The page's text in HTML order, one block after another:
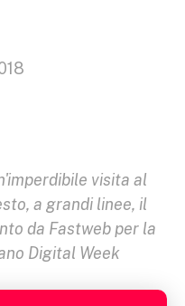
visita al
a grandi linee, il
da Fastweb per la
Digital Week